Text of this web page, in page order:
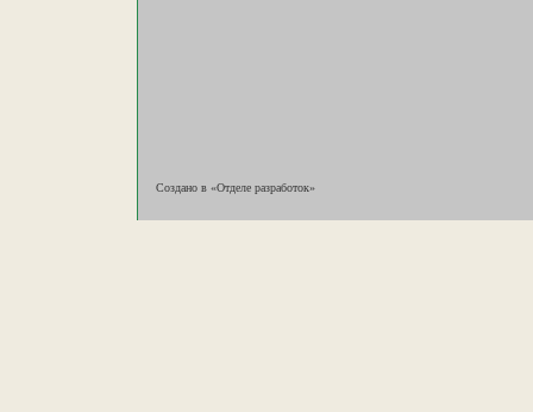
Создано в «Отделе разработок»